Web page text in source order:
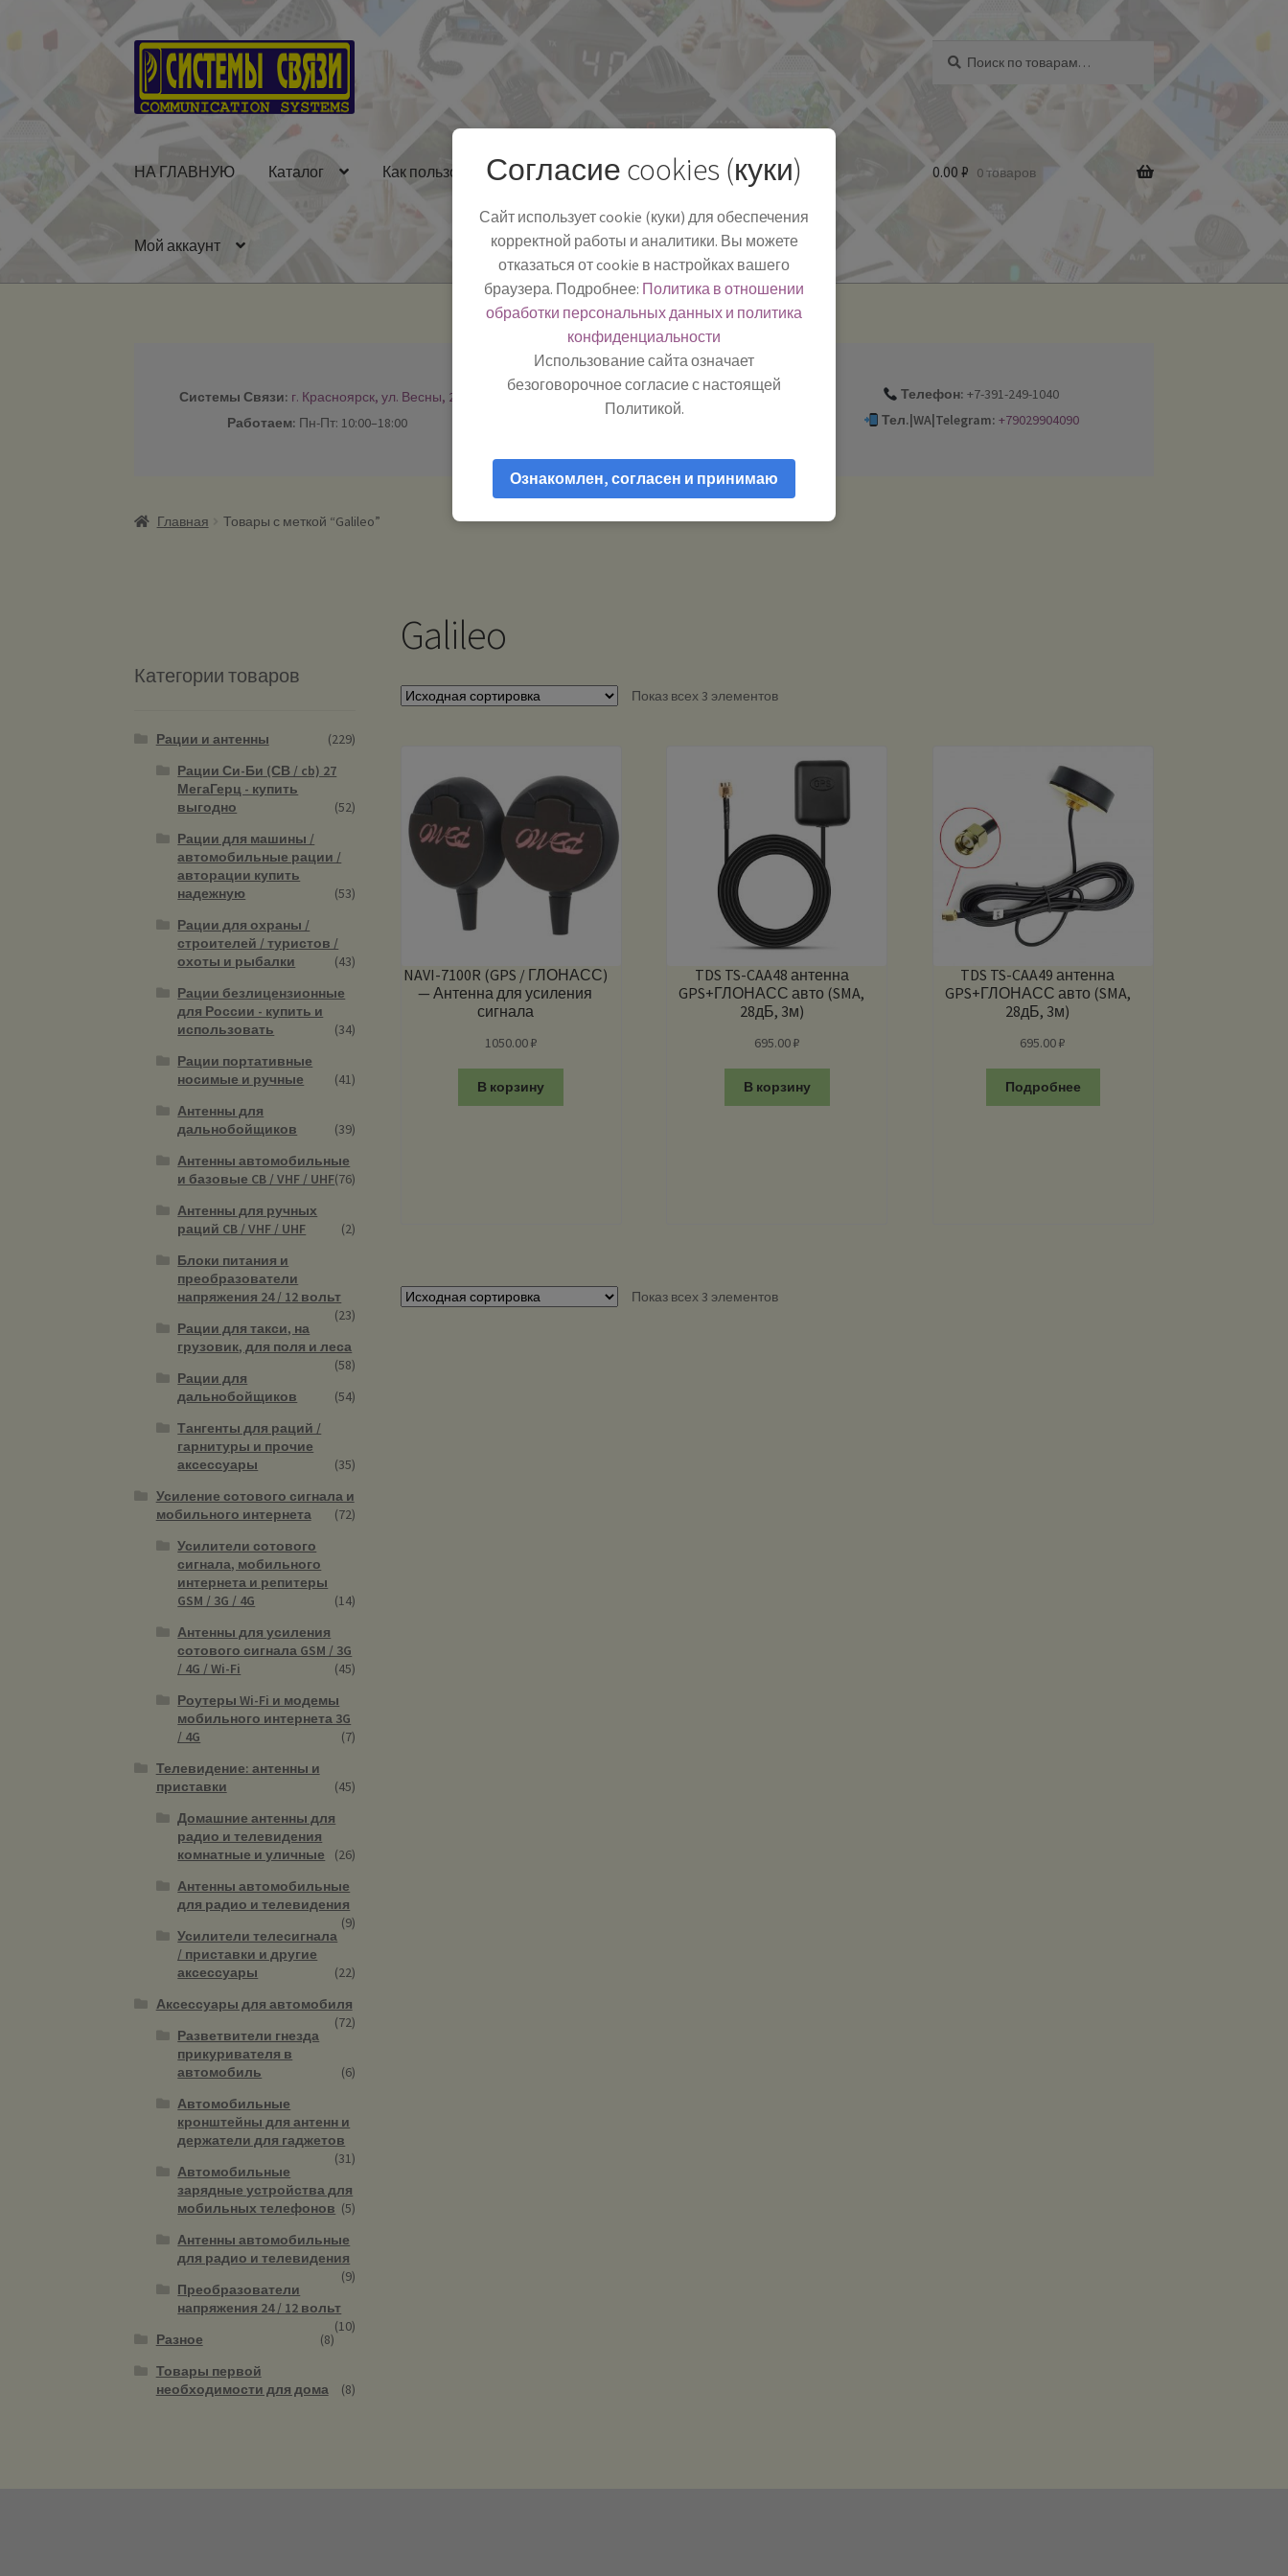
Перейти
к
навигации
Перейти
к
содержимому
НА ГЛАВНУЮ Каталог Как пользоваться Полезная информация БЛОГ
Мой аккаунт
0.00 ₽ 0 товаров
Системы Связи: г. Красноярск, ул. Весны, 2
Работаем: Пн-Пт: 10:00–18:00
-
Телефон: +7-391-249-1040
Тел.|WA|Telegram: +79029904090
Главная Товары с меткой “Galileo”
Galileo
Показ всех 3 элементов
NAVI-7100R (GPS / ГЛОНАСС)
— Антенна для усиления
сигнала
1050.00₽
В корзину
TDS TS-CAA48 антенна
GPS+ГЛОНАСС авто (SMA,
28дБ, 3м)
695.00₽
В корзину
TDS TS-CAA49 антенна
GPS+ГЛОНАСС авто (SMA,
28дБ, 3м)
695.00₽
Подробнее
Показ всех 3 элементов
Категории товаров
Рации и антенны
(229)
Рации Си-Би (СВ / cb) 27
МегаГерц - купить
выгодно
(52)
Рации для машины /
автомобильные рации /
авторации купить
надежную
(53)
Рации для охраны /
строителей / туристов /
охоты и рыбалки
(43)
Рации безлицензионные
для России - купить и
использовать
(34)
Рации портативные
носимые и ручные
(41)
Антенны для
дальнобойщиков
(39)
Антенны автомобильные
и базовые CB / VHF / UHF(76)
Антенны для ручных
раций CB / VHF / UHF
(2)
Блоки питания и
преобразователи
напряжения 24 / 12 вольт
(23)
Рации для такси, на
грузовик, для поля и леса
(58)
Рации для
дальнобойщиков
(54)
Тангенты для раций /
гарнитуры и прочие
аксессуары
(35)
Усиление сотового сигнала и
мобильного интернета
(72)
Усилители сотового
сигнала, мобильного
интернета и репитеры
GSM / 3G / 4G
(14)
Антенны для усиления
сотового сигнала GSM / 3G
/ 4G / Wi-Fi
(45)
Роутеры Wi-Fi и модемы
мобильного интернета 3G
/ 4G
(7)
Телевидение: антенны и
приставки
(45)
Домашние антенны для
радио и телевидения
комнатные и уличные
(26)
Антенны автомобильные
для радио и телевидения
(9)
Усилители телесигнала
/ приставки и другие
аксессуары
(22)
Аксессуары для автомобиля
(72)
Разветвители гнезда
прикуривателя в
автомобиль
(6)
Автомобильные
кронштейны для антенн и
держатели для гаджетов
(31)
Автомобильные
зарядные устройства для
мобильных телефонов (5)
Антенны автомобильные
для радио и телевидения
(9)
Преобразователи
напряжения 24 / 12 вольт
(10)
Разное
(8)
Товары первой
необходимости для дома
(8)
Согласие cookies (куки)
Сайт использует cookie (куки) для обеспечения
корректной работы и аналитики. Вы можете
отказаться от cookie в настройках вашего
браузера. Подробнее: Политика в отношении
обработки персональных данных и политика
конфиденциальности
Использование сайта означает
безоговорочное согласие с настоящей
Политикой.
Ознакомлен, согласен и принимаю